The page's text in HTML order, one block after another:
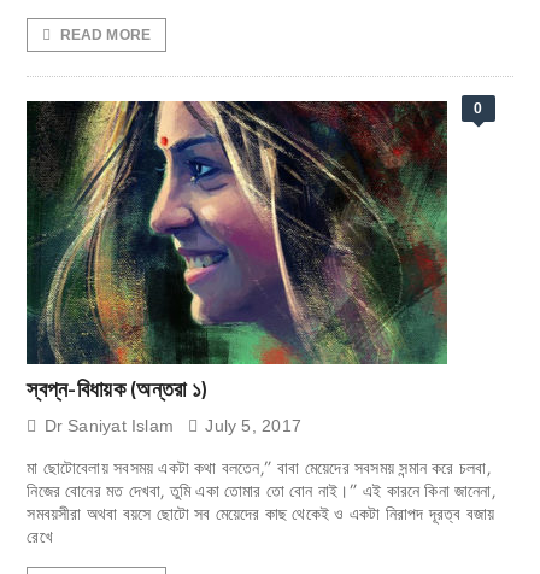
READ MORE
0
স্বপ্ন-বিধায়ক (অন্তরা ১)
Dr Saniyat Islam July 5, 2017
মা ছোটোবেলায় সবসময় একটা কথা বলতেন,” বাবা মেয়েদের সবসময় সন্মান করে চলবা,
নিজের বোনের মত দেখবা, তুমি একা তোমার তো বোন নাই।” এই কারনে কিনা জানেনা,
সমবয়সীরা অথবা বয়সে ছোটো সব মেয়েদের কাছ থেকেই ও একটা নিরাপদ দূরত্ব বজায়
রেখে